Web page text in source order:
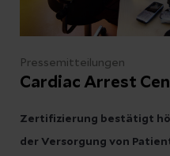
Pressemitteilungen
Cardiac Arrest
Zertifizierung bestätigt
der Versorgung von